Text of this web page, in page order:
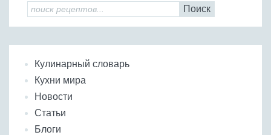
Поиск
Кулинарный словарь
Кухни мира
Новости
Статьи
Блоги